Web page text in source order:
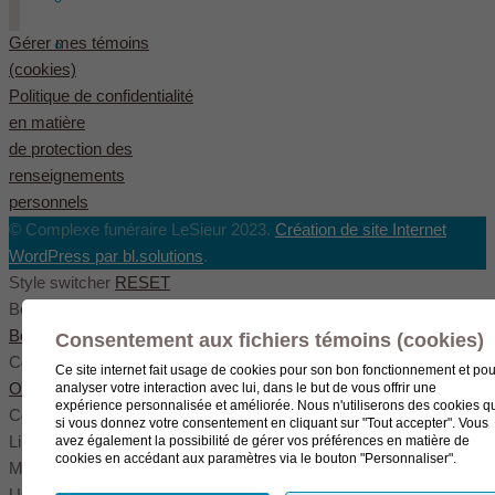
English(Anglais
Gérer mes témoins
(cookies)
Politique de confidentialité
en matière
de protection des
renseignements
personnels
© Complexe funéraire LeSieur 2023. Création de site Internet
WordPress par bl.solutions.
Style switcher RESET
Body styles
Boxed
Wide Fullwide
Color scheme
Original Blue Green
Color settings
Link color
Menu color
Consentement aux fichiers témoins (cookies)
Ce site internet fait usage de cookies pour son bon fonctionnement et
analyser votre interaction avec lui, dans le but de vous offrir une
expérience personnalisée et améliorée. Nous n'utiliserons des cookies
si vous donnez votre consentement en cliquant sur "Tout accepter". Vous
avez également la possibilité de gérer vos préférences en matière de
cookies en accédant aux paramètres via le bouton "Personnaliser".